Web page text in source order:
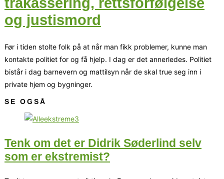
og justismord
Før i tiden stolte folk på at når man fikk problemer, kunne man
kontakte politiet for og få hjelp. I dag er det annerledes. Politiet
bistår i dag barnevern og mattilsyn når de skal true seg inn i
private hjem og bygninger.
SE OGSÅ
Tenk om det er Didrik Søderlind selv
som er ekstremist?